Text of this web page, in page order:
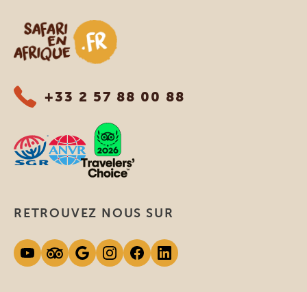
Safari en Afrique
+33 2 57 88 00 88
RETROUVEZ NOUS SUR